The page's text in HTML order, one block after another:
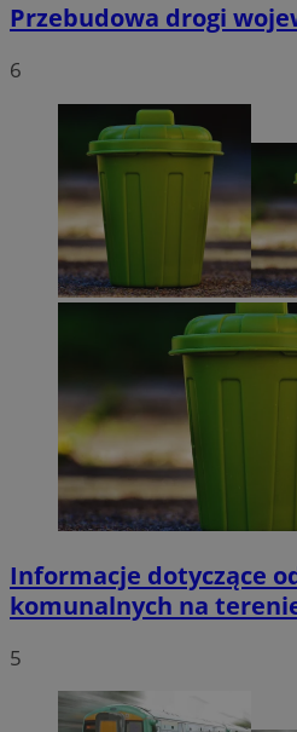
Przebudowa drogi
6
Informacje dotyczące
komunalnych na
5